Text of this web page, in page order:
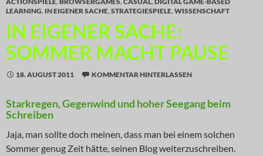
LEARNING, IN EIGENER SACHE,STRATEGIESPIELE,WISSENSCHAFT
IN EIGENER SACHE:
SOMMER MACHT PAUSE
18. AUGUST 2011 KOMMENTAR HINTERLASSEN
Starkregen, Gegenwind und hoher Seegang beim
Schreiben
Jaja, man sollte doch meinen, dass man bei einem solchen
Sommer genug Zeit hätte, seinen Blog weiterzuschreiben.